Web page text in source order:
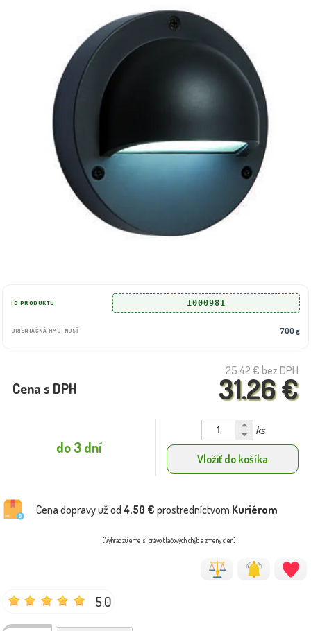
ID PRODUKTU 1000981
ORIENTAČNÁ HMOTNOSŤ 700 g
25.42 € bez DPH
31.26 €
Cena s DPH
do 3 dní
ks
Vložiť do košíka
Cena dopravy už od 4.50 € prostredníctvom Kuriérom
(Vyhradzujeme si právo tlačových chýb a zmeny cien)
5.0